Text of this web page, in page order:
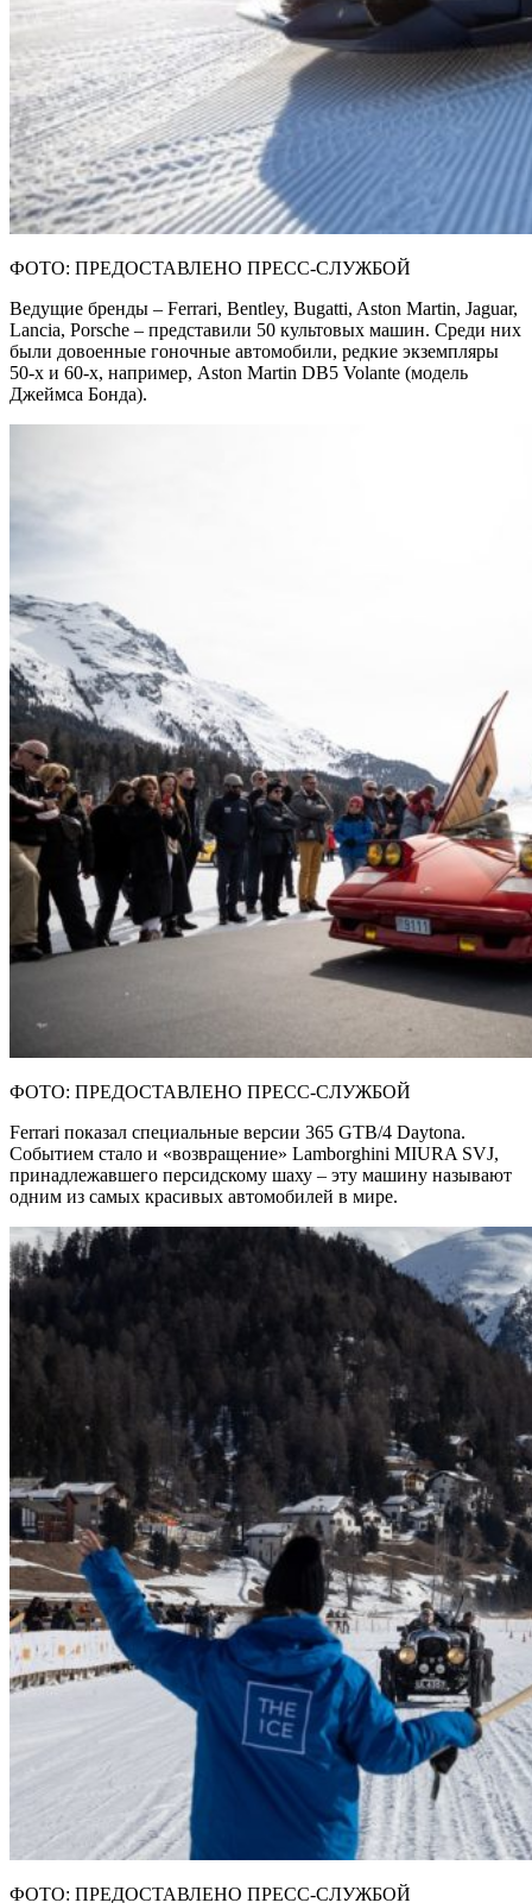
ФОТО: ПРЕДОСТАВЛЕНО ПРЕСС-СЛУЖБОЙ
Ведущие бренды – Ferrari, Bentley, Bugatti, Aston Martin, Jaguar,
Lancia, Porsche – представили 50 культовых машин. Среди них
были довоенные гоночные автомобили, редкие экземпляры
50-х и 60-х, например, Aston Martin DB5 Volante (модель
Джеймса Бонда).
ФОТО: ПРЕДОСТАВЛЕНО ПРЕСС-СЛУЖБОЙ
Ferrari показал специальные версии 365 GTB/4 Daytona.
Событием стало и «возвращение» Lamborghini MIURA SVJ,
принадлежавшего персидскому шаху – эту машину называют
одним из самых красивых автомобилей в мире.
ФОТО: ПРЕДОСТАВЛЕНО ПРЕСС-СЛУЖБОЙ